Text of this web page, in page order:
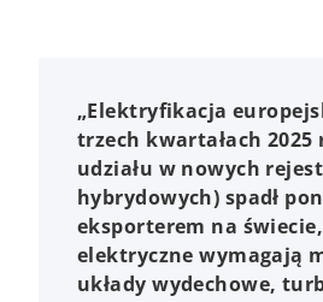
„Elektryfikacja
trzech kwartałach
udziału w nowych
hybrydowych) spadł
eksporterem na
elektryczne wymagają
układy wydechowe,